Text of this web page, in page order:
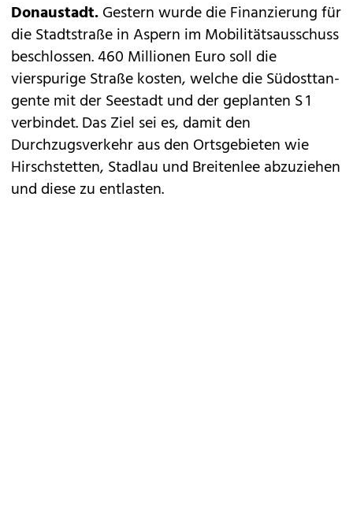
Donaustadt.Gestern wurde die Finanzierung für
die Stadtstraße in Aspern im Mobilitätsausschuss
beschlossen. 460 Millionen Euro soll die
vierspurige Straße kosten, welche die Südosttan­
gente mit der Seestadt und der geplanten S 1
verbindet. Das Ziel sei es, damit den
Durchzugsverkehr aus den Ortsgebieten wie
Hirschstetten, Stadlau und Breitenlee abzuziehen
und diese zu entlasten.